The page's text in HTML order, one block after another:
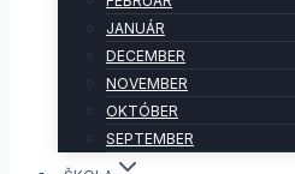
JANUÁR
DECEMBER
NOVEMBER
OKTÓBER
SEPTEMBER